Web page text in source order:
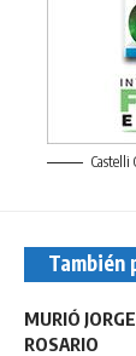
Castelli
También
MURIÓ
ROSARIO